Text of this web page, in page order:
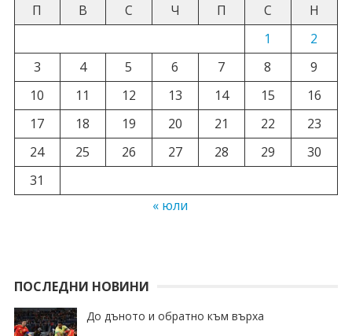
П
В С Ч П С
Н
1
2
3
4 5 6 7 8
9
10
11 12 13 14 15
16
17
18 19 20 21 22
23
24
25 26 27 28 29
30
31
« юли
ПОСЛЕДНИ НОВИНИ
До дъното и обратно към върха